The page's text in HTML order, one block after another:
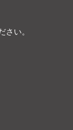
さい。